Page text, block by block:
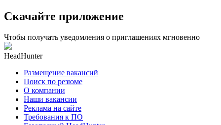
Скачайте приложение
Чтобы получать уведомления о приглашениях мгновенно
HeadHunter
Размещение вакансий
Поиск по резюме
О компании
Наши вакансии
Реклама на сайте
Требования к ПО